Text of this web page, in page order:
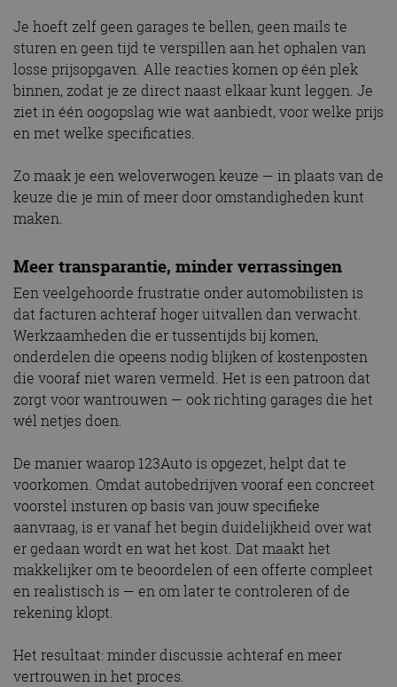
Je hoeft zelf geen garages te bellen, geen mails te
sturen en geen tijd te verspillen aan het ophalen van
losse prijsopgaven. Alle reacties komen op één plek
binnen, zodat je ze direct naast elkaar kunt leggen. Je
ziet in één oogopslag wie wat aanbiedt, voor welke prijs
en met welke specificaties.
Zo maak je een weloverwogen keuze — in plaats van de
keuze die je min of meer door omstandigheden kunt
maken.
Meer transparantie, minder verrassingen
Een veelgehoorde frustratie onder automobilisten is
dat facturen achteraf hoger uitvallen dan verwacht.
Werkzaamheden die er tussentijds bij komen,
onderdelen die opeens nodig blijken of kostenposten
die vooraf niet waren vermeld. Het is een patroon dat
zorgt voor wantrouwen — ook richting garages die het
wél netjes doen.
De manier waarop 123Auto is opgezet, helpt dat te
voorkomen. Omdat autobedrijven vooraf een concreet
voorstel insturen op basis van jouw specifieke
aanvraag, is er vanaf het begin duidelijkheid over wat
er gedaan wordt en wat het kost. Dat maakt het
makkelijker om te beoordelen of een offerte compleet
en realistisch is — en om later te controleren of de
rekening klopt.
Het resultaat: minder discussie achteraf en meer
vertrouwen in het proces.